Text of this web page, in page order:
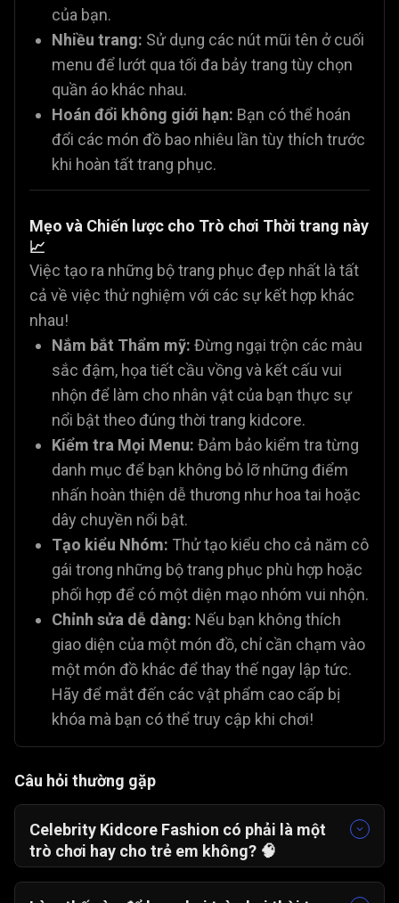
của bạn.
Nhiều trang: Sử dụng các nút mũi tên ở cuối
menu để lướt qua tối đa bảy trang tùy chọn
quần áo khác nhau.
Hoán đổi không giới hạn: Bạn có thể hoán
đổi các món đồ bao nhiêu lần tùy thích trước
khi hoàn tất trang phục.
Mẹo và Chiến lược cho Trò chơi Thời trang này
📈
Việc tạo ra những bộ trang phục đẹp nhất là tất
cả về việc thử nghiệm với các sự kết hợp khác
nhau!
Nắm bắt Thẩm mỹ: Đừng ngại trộn các màu
sắc đậm, họa tiết cầu vồng và kết cấu vui
nhộn để làm cho nhân vật của bạn thực sự
nổi bật theo đúng thời trang kidcore.
Kiểm tra Mọi Menu: Đảm bảo kiểm tra từng
danh mục để bạn không bỏ lỡ những điểm
nhấn hoàn thiện dễ thương như hoa tai hoặc
dây chuyền nổi bật.
Tạo kiểu Nhóm: Thử tạo kiểu cho cả năm cô
gái trong những bộ trang phục phù hợp hoặc
phối hợp để có một diện mạo nhóm vui nhộn.
Chỉnh sửa dễ dàng: Nếu bạn không thích
giao diện của một món đồ, chỉ cần chạm vào
một món đồ khác để thay thế ngay lập tức.
Hãy để mắt đến các vật phẩm cao cấp bị
khóa mà bạn có thể truy cập khi chơi!
Câu hỏi thường gặp
Celebrity Kidcore Fashion có phải là một
trò chơi hay cho trẻ em không? 🧠
hoàn toàn an toàn, cho phép người chơi khám